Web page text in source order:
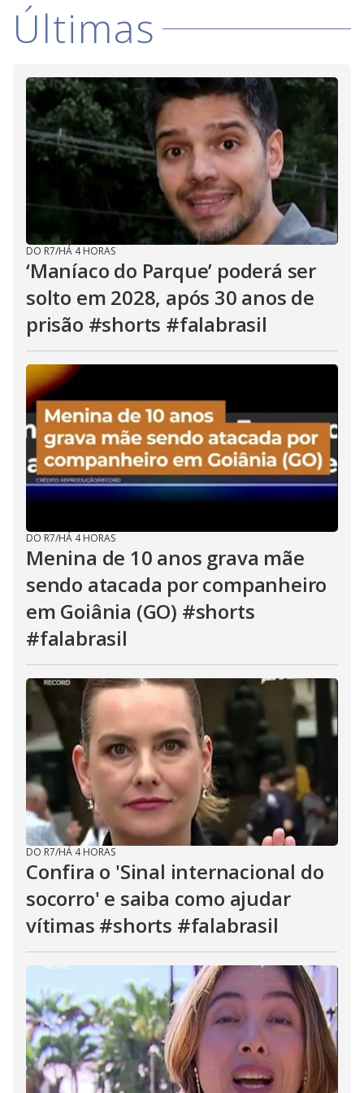
V
i
d
e
o
Últimas
DO R7/HÁ 4 HORAS
‘Maníaco do Parque’ poderá ser
solto em 2028, após 30 anos de
prisão #shorts #falabrasil
DO R7/HÁ 4 HORAS
Menina de 10 anos grava mãe
sendo atacada por companheiro
em Goiânia (GO) #shorts
#falabrasil
DO R7/HÁ 4 HORAS
Confira o 'Sinal internacional do
socorro' e saiba como ajudar
vítimas #shorts #falabrasil